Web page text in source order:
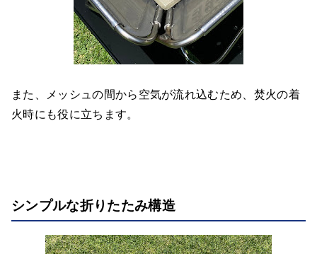
また、メッシュの間から空気が流れ込むため、焚火の着
火時にも役に立ちます。
シンプルな折りたたみ構造